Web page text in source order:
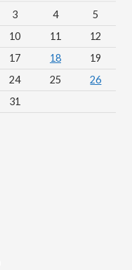
3 4
5
10 11
12
17 18
19
24 25
26
31